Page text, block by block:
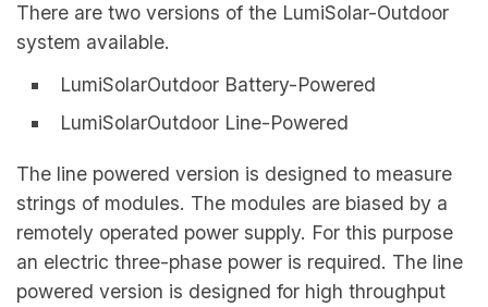
There are two versions of the LumiSolar-Outdoor
system available.
LumiSolarOutdoor Battery-Powered
LumiSolarOutdoor Line-Powered
The line powered version is designed to measure
strings of modules. The modules are biased by a
remotely operated power supply. For this purpose
an electric three-phase power is required. The line
powered version is designed for high throughput